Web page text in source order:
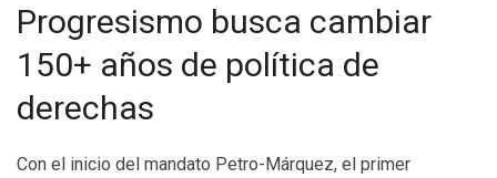
Progresismo busca cambiar
150+ años de política de
derechas
Con el inicio del mandato Petro-Márquez, el primer